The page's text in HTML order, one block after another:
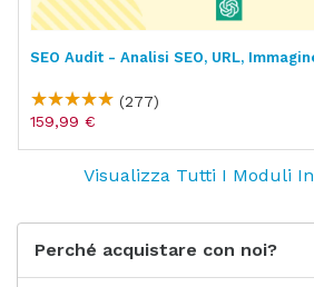
SEO Audit - Analisi SEO, URL,
(277)
159,99 €
Visualizza Tutti I Moduli
Perché acquistare con noi?